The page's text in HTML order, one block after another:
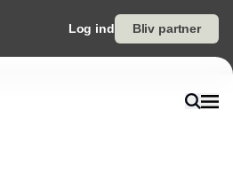
Log ind Bliv partner